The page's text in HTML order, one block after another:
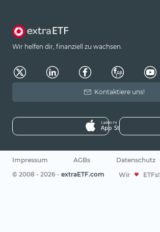
Wir helfen dir, finanziell zu wachsen.
Kontaktiere uns!
Impressum AGBs Datenschutz
© 2008 - 2026 - extraETF.com Wir ETFs!